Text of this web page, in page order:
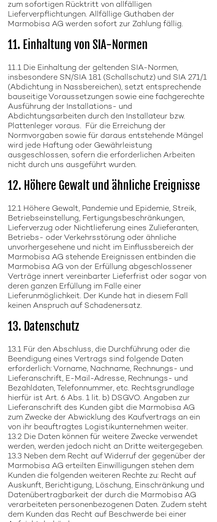
zum sofortigen Rücktritt von allfälligen
Lieferverpflichtungen. Allfällige Guthaben der
Marmobisa AG werden sofort zur Zahlung fällig.
11. Einhaltung von SIA-Normen
11.1 Die Einhaltung der geltenden SIA-Normen,
insbesondere SN/SIA 181 (Schallschutz) und SIA 271/1
(Abdichtung in Nassbereichen), setzt entsprechende
bauseitige Voraussetzungen sowie eine fachgerechte
Ausführung der Installations- und
Abdichtungsarbeiten durch den Installateur bzw.
Plattenleger voraus. Für die Erreichung der
Normvorgaben sowie für daraus entstehende Mängel
wird jede Haftung oder Gewährleistung
ausgeschlossen, sofern die erforderlichen Arbeiten
nicht durch uns ausgeführt wurden.
12. Höhere Gewalt und ähnliche Ereignisse
12.1 Höhere Gewalt, Pandemie und Epidemie, Streik,
Betriebseinstellung, Fertigungsbeschränkungen,
Lieferverzug oder Nichtlieferung eines Zulieferanten,
Betriebs- oder Verkehrsstörung oder ähnliche
unvorhergesehene und nicht im Einflussbereich der
Marmobisa AG stehende Ereignissen entbinden die
Marmobisa AG von der Erfüllung abgeschlossener
Verträge innert vereinbarter Lieferfrist oder sogar von
deren ganzen Erfüllung im Falle einer
Lieferunmöglichkeit. Der Kunde hat in diesem Fall
keinen Anspruch auf Schadenersatz.
13. Datenschutz
13.1 Für den Abschluss, die Durchführung oder die
Beendigung eines Vertrags sind folgende Daten
erforderlich: Vorname, Nachname, Rechnungs- und
Lieferanschrift, E-Mail-Adresse, Rechnungs- und
Bezahldaten, Telefonnummer, etc. Rechtsgrundlage
hierfür ist Art. 6 Abs. 1 lit. b) DSGVO. Angaben zur
Lieferanschrift des Kunden gibt die Marmobisa AG
zum Zwecke der Abwicklung des Kaufvertrags an ein
von ihr beauftragtes Logistikunternehmen weiter.
13.2 Die Daten können für weitere Zwecke verwendet
werden, werden jedoch nicht an Dritte weitergegeben.
13.3 Neben dem Recht auf Widerruf der gegenüber der
Marmobisa AG erteilten Einwilligungen stehen dem
Kunden die folgenden weiteren Rechte zu: Recht auf
Auskunft, Berichtigung, Löschung, Einschränkung und
Datenübertragbarkeit der durch die Marmobisa AG
verarbeiteten personenbezogenen Daten. Zudem steht
dem Kunden das Recht auf Beschwerde bei einer